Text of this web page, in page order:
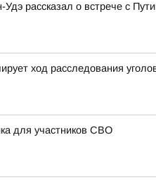
рассказал о встрече с
ход расследования
для участников СВО